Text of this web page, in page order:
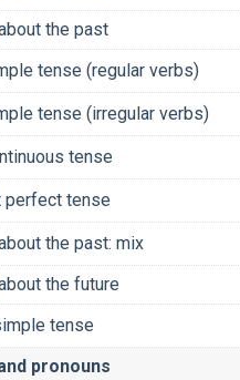
the past
tense (regular verbs)
tense (irregular verbs)
tense
perfect tense
the past: mix
the future
tense
pronouns